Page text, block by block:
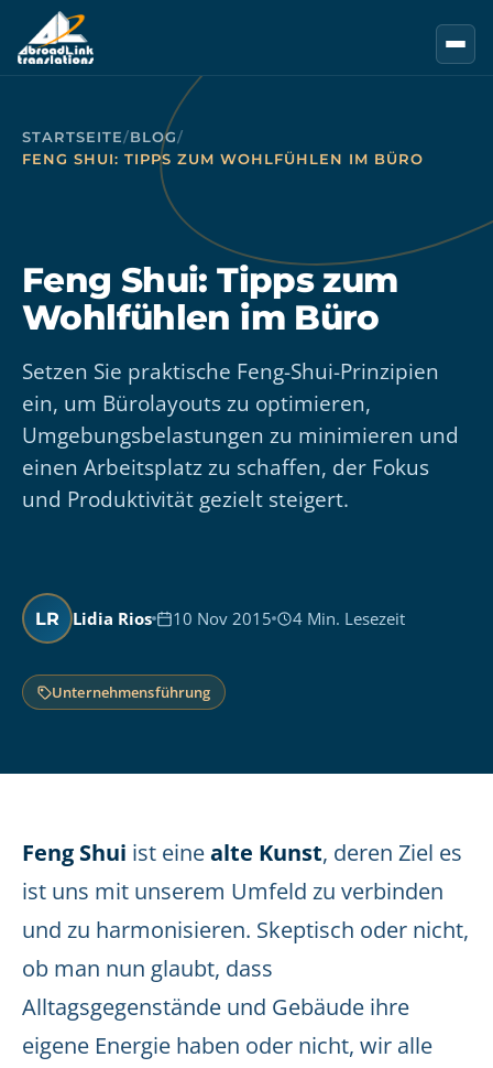
Zum Hauptinhalt springen
STARTSEITE/BLOG/
FENG SHUI: TIPPS ZUM WOHLFÜHLEN IM BÜRO
Feng Shui: Tipps zum
Wohlfühlen im Büro
Setzen Sie praktische Feng-Shui-Prinzipien
ein, um Bürolayouts zu optimieren,
Umgebungsbelastungen zu minimieren und
einen Arbeitsplatz zu schaffen, der Fokus
und Produktivität gezielt steigert.
LR Lidia Rios 10 Nov 2015 4 Min. Lesezeit
Unternehmensführung
Feng Shui ist einealte Kunst, deren Ziel es
ist uns mit unserem Umfeld zu verbinden
und zu harmonisieren. Skeptisch oder nicht,
ob man nun glaubt, dass
Alltagsgegenstände und Gebäude ihre
eigene Energie haben oder nicht, wir alle